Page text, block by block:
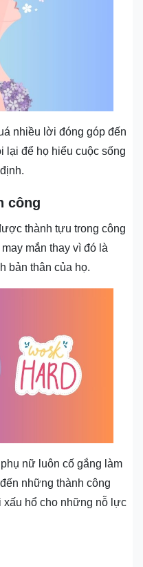
nhiều lời đóng góp đến
lại để họ hiểu cuộc sống
công
thành tựu trong công
mắn thay vì đó là
bản thân của họ.
nữ luôn cố gắng làm
những thành công
xấu hổ cho những nỗ lực